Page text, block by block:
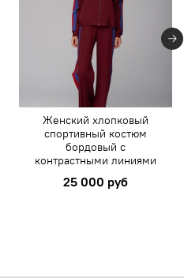
Женский хлопковый
спортивный костюм
бордовый с
контрастными линиями
25 000 руб